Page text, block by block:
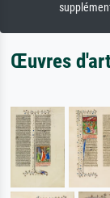
Œuvres